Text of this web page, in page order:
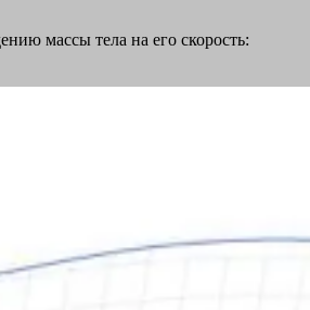
массы тела на его скорость: